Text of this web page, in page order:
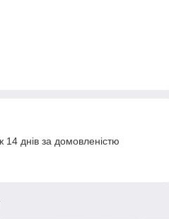
днів за домовленістю